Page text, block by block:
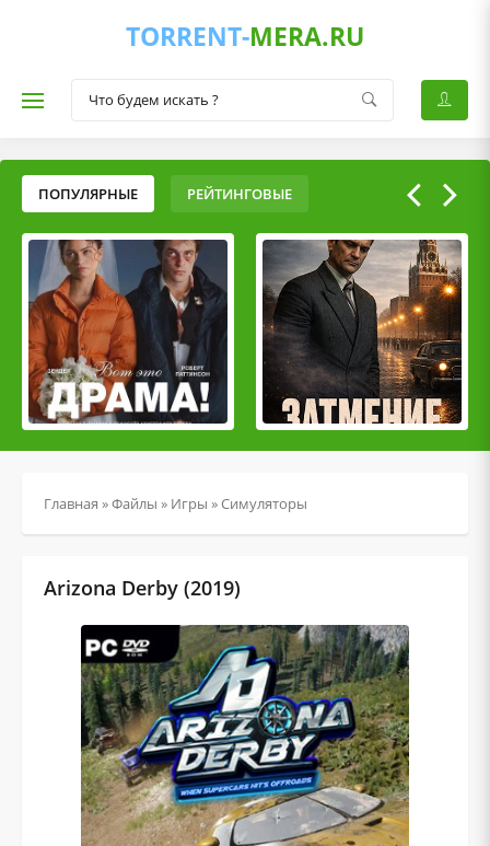
TORRENT-MERA.RU
ПОПУЛЯРНЫЕ РЕЙТИНГОВЫЕ
Главная »Файлы » Игры »Симуляторы
Arizona Derby (2019)